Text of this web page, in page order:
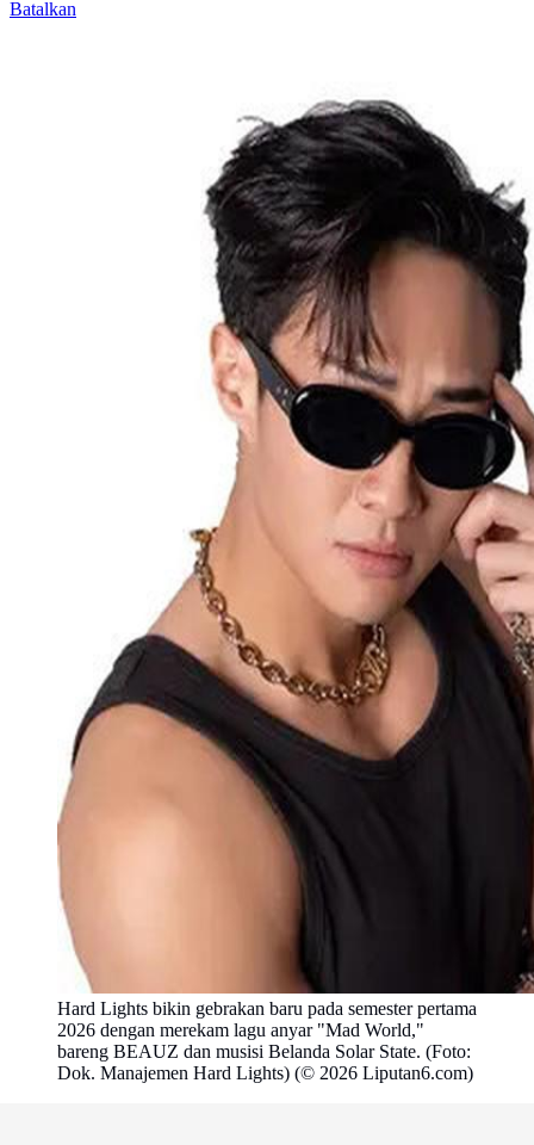
Batalkan
Hard Lights bikin gebrakan baru pada semester pertama
2026 dengan merekam lagu anyar "Mad World,"
bareng BEAUZ dan musisi Belanda Solar State. (Foto:
Dok. Manajemen Hard Lights) (© 2026 Liputan6.com)